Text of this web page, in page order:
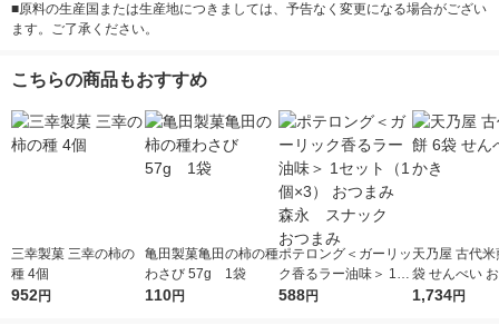
■原料の生産国または生産地につきましては、予告なく変更になる場合がござい
ます。ご了承ください。
こちらの商品もおすすめ
三幸製菓 三幸の柿の
種 4個
952円
亀田製菓亀田の柿の種
わさび 57g 1袋
110円
ポテロング＜ガーリッ
ク香るラー油味＞ 1セ
ット（1個×3） おつま
588円
天乃屋 古代
袋 せんべい
1,734円